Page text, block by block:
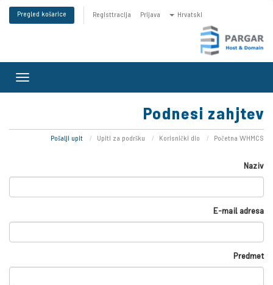
Hrvatski
Prijava
Registtracija
Pregled košarice
Podnesi zahjtev
Početna WHMCS
Korisnički dio
Upiti za podršku
Naziv
E-mail adresa
Predmet